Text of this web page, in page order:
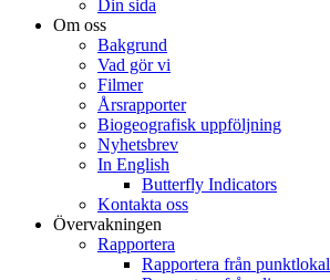
Din sida
Om oss
Bakgrund
Vad gör vi
Filmer
Årsrapporter
Biogeografisk uppföljning
Nyhetsbrev
In English
Butterfly Indicators
Kontakta oss
Övervakningen
Rapportera
Rapportera från punktlokal